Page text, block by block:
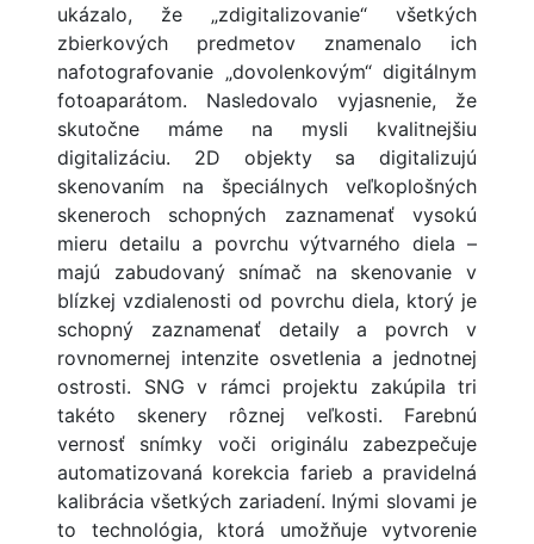
ukázalo, že „zdigitalizovanie“ všetkých
zbierkových predmetov znamenalo ich
nafotografovanie „dovolenkovým“ digitálnym
fotoaparátom. Nasledovalo vyjasnenie, že
skutočne máme na mysli kvalitnejšiu
digitalizáciu. 2D objekty sa digitalizujú
skenovaním na špeciálnych veľkoplošných
skeneroch schopných zaznamenať vysokú
mieru detailu a povrchu výtvarného diela –
majú zabudovaný snímač na skenovanie v
blízkej vzdialenosti od povrchu diela, ktorý je
schopný zaznamenať detaily a povrch v
rovnomernej intenzite osvetlenia a jednotnej
ostrosti. SNG v rámci projektu zakúpila tri
takéto skenery rôznej veľkosti. Farebnú
vernosť snímky voči originálu zabezpečuje
automatizovaná korekcia farieb a pravidelná
kalibrácia všetkých zariadení. Inými slovami je
to technológia, ktorá umožňuje vytvorenie